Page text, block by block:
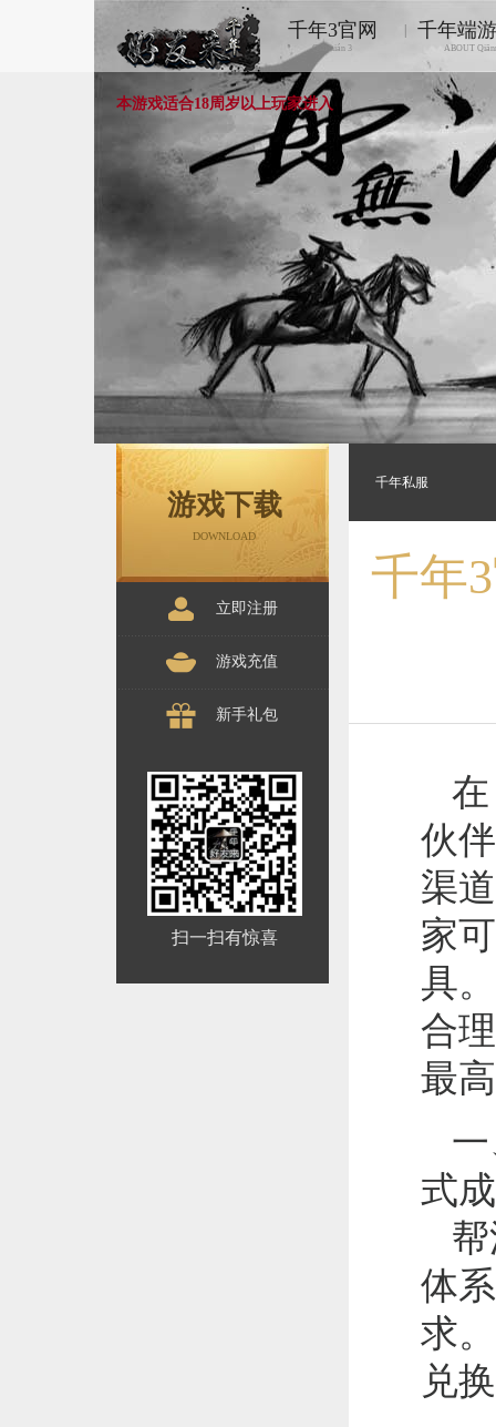
千年3官网
Qiānnián 3
千年端
ABOUT
本游戏适合18周岁以上玩家进入
游戏下载
DOWNLOAD
立即注册
游戏充值
新手礼包
扫一扫有惊喜
千年私服
千年
在
伙
渠
家
具
合
最
式
体
求
兑